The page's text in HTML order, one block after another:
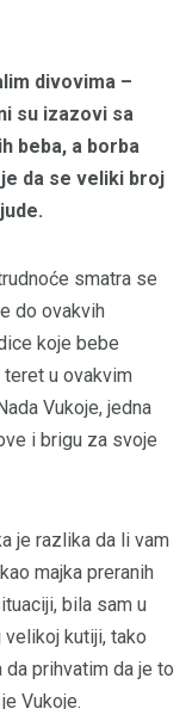
divovima –
su izazovi sa
beba, a borba
da se veliki broj
smatra se
do ovakvih
koje bebe
u ovakvim
Vukoje, jedna
i brigu za svoje
je razlika da li vam
majka preranih
bila sam u
kutiji, tako
prihvatim da je to
Vukoje.